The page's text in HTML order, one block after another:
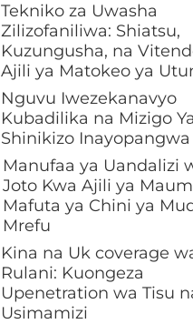
Tekniko za Uwasha
Zilizofaniliwa: Shiatsu,
Kuzungusha, na
Ajili ya Matokeo ya
Nguvu Iwezekanavyo
Kubadilika na Mizigo Ya
Shinikizo Inayopangwa
Manufaa ya Uandalizi
Joto Kwa Ajili ya
Mafuta ya Chini ya
Mrefu
Kina na Uk coverage
Rulani: Kuongeza
Upenetration wa Tisu
Usimamizi